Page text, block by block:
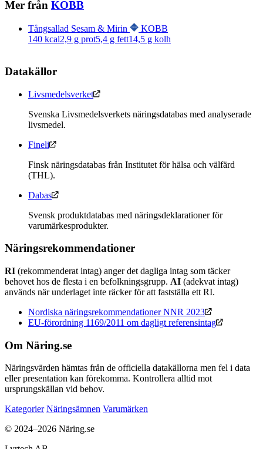
Mer från KOBB
Tångsallad Sesam & Mirin
KOBB
140 kcal2,9 g prot5,4 g fett14,5 g kolh
Datakällor
Livsmedelsverket
Svenska Livsmedelsverkets näringsdatabas med analyserade
livsmedel.
Fineli
Finsk näringsdatabas från Institutet för hälsa och välfärd
(THL).
Dabas
Svensk produktdatabas med näringsdeklarationer för
varumärkesprodukter.
Näringsrekommendationer
RI (rekommenderat intag) anger det dagliga intag som täcker
behovet hos de flesta i en befolkningsgrupp. AI (adekvat intag)
används när underlaget inte räcker för att fastställa ett RI.
Nordiska näringsrekommendationer NNR 2023
EU-förordning 1169/2011 om dagligt referensintag
Om Näring.se
Näringsvärden hämtas från de officiella datakällorna men fel i data
eller presentation kan förekomma. Kontrollera alltid mot
ursprungskällan vid behov.
Kategorier Näringsämnen Varumärken
© 2024–2026 Näring.se